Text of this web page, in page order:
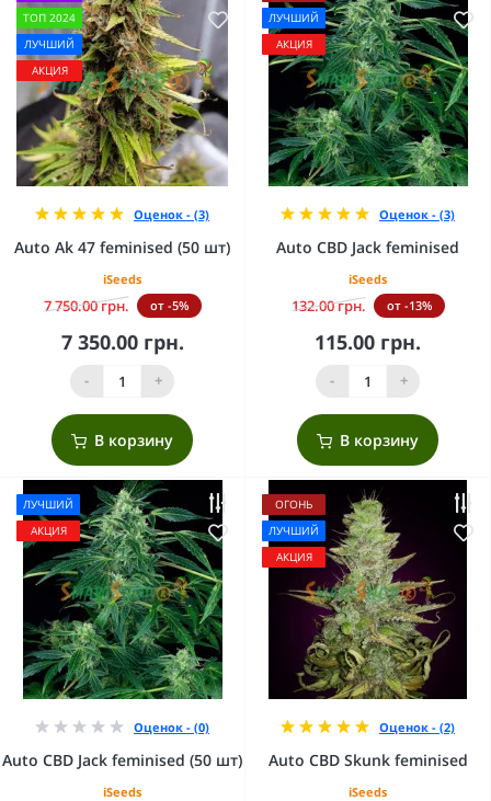
ТОП 2024
ЛУЧШИЙ
АКЦИЯ
Оценок - (3)
Auto Ak 47 feminised (50 шт)
iSeeds
7 750.00 грн. от -5%
7 350.00 грн.
- +
В корзину
ЛУЧШИЙ
АКЦИЯ
Оценок - (3)
Auto CBD Jack feminised
iSeeds
132.00 грн. от -13%
115.00 грн.
- +
В корзину
ЛУЧШИЙ
АКЦИЯ
Оценок - (0)
Auto CBD Jack feminised (50 шт)
iSeeds
ОГОНЬ
ЛУЧШИЙ
АКЦИЯ
Оценок - (2)
Auto CBD Skunk feminised
iSeeds